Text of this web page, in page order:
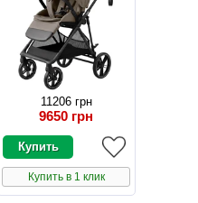
11206 грн
9650 грн
Купить в 1 клик